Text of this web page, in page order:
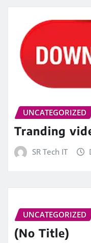
UNCATEGORIZED
Tranding
SR Tech IT
UNCATEGORIZED
(No Title)